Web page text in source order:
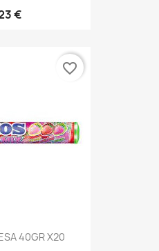
€
40GR X20
favorite_border